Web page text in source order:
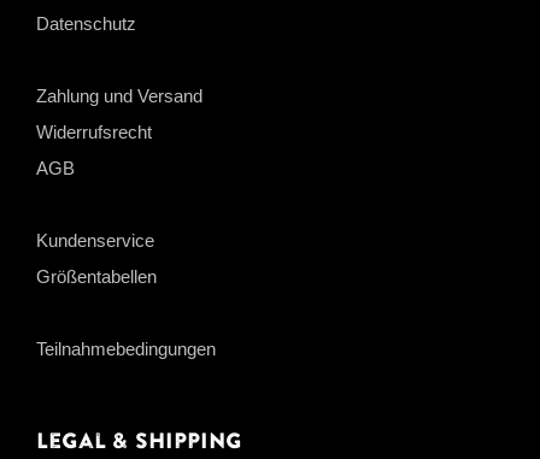
Datenschutz
Zahlung und Versand
Widerrufsrecht
AGB
Kundenservice
Größentabellen
Teilnahmebedingungen
Legal & Shipping